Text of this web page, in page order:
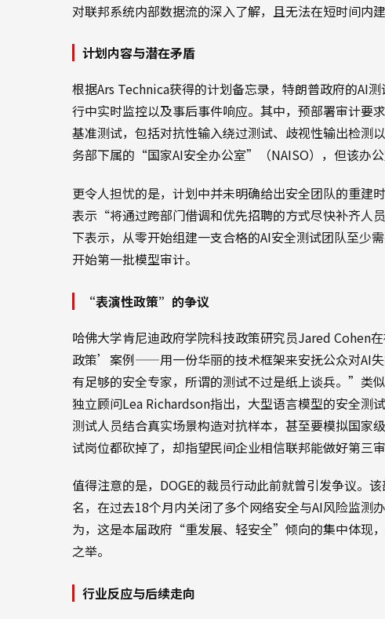
对联邦系统内部数据流的深入了解，且无法在短时间内
计划内容与潜在矛盾
根据Ars Technica获得的计划备忘录，特朗普政府的AI
行中实时监控以及事后事件响应。其中，预部署审计要
基准测试，包括对抗性输入绕过测试、歧视性输出检测
务部下属的“国家AI安全办公室”（NAISO），但该办公
更令人担忧的是，计划中并未明确给出安全团队的重建
表示“将通过跨部门借调和优先招聘的方式尽快补齐人
下表示，从零开始组建一支合格的AI安全测试团队至少
开始第一批模型审计。
“表演性政策”的争议
哈佛大学肯尼迪政府学院科技政策研究员Jared
政策’案例——用一份华丽的技术框架来安抚公众对AI
有足够的安全专家，所谓的测试不过是纸上谈兵。”类
独立顾问Lea Richardson指出，大型语言模型的安全
测试人员结合真实场景构造对抗样本，甚至要模拟国家
试岗位都砍掉了，却指望民间企业相信联邦能做好第三
值得注意的是，DOGE的裁员行动此前就曾引发争议
名，在过去18个月内关闭了多个网络安全与AI风险监测
为，这是本届政府“重发展、轻安全”倾向的集中体现
之举。
行业反应与后续走向